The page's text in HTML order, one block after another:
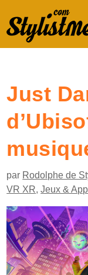
Just
par Rodolphe de
VR XR,Jeux &